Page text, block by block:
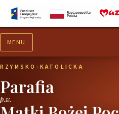
MENU
RZYMSKO-KATOLICKA
Parafia
p.w.